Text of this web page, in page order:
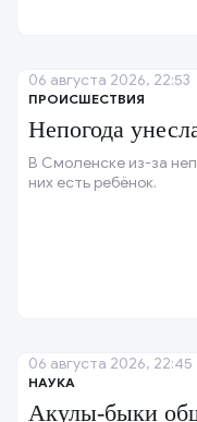
ПРОИСШЕСТВИЯ
Непогода
В Смоленске из-за
них есть ребёнок.
06 августа 2026, 22:53
НАУКА
Акулы-быки
06 августа 2026, 22:45